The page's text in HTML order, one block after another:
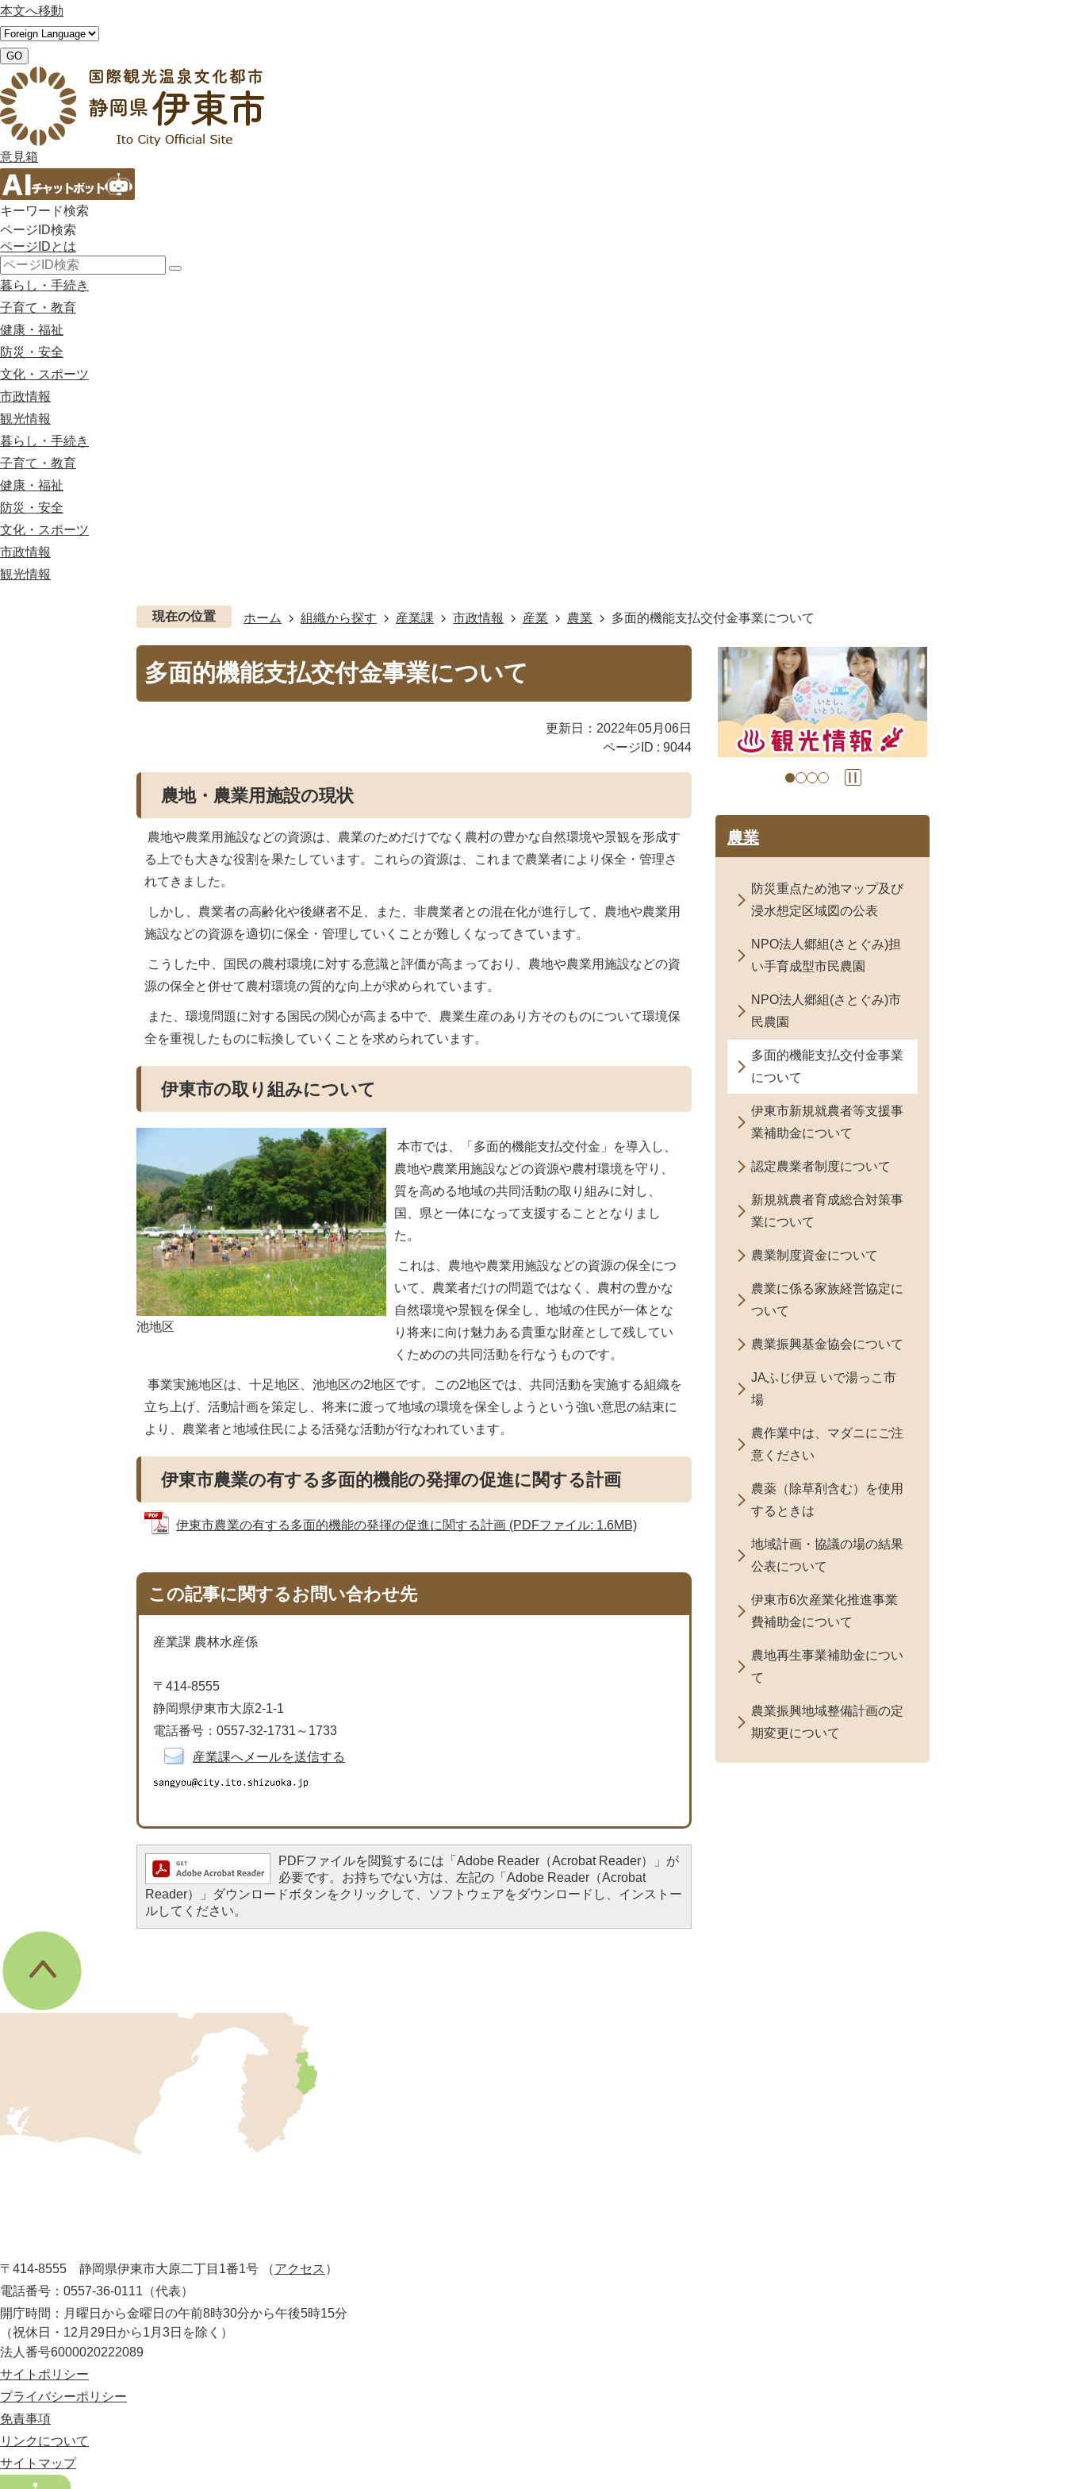
本文へ移動
GO
意見箱
キーワード検索
ページID検索
ページIDとは
暮らし・手続き
子育て・教育
健康・福祉
防災・安全
文化・スポーツ
市政情報
観光情報
暮らし・手続き
子育て・教育
健康・福祉
防災・安全
文化・スポーツ
市政情報
観光情報
現在の位置 ホーム 組織から探す 産業課 市政情報 産業 農業 多面的機能支払交付金事業について
多面的機能支払交付金事業について
更新日：2022年05月06日
ページID : 9044
農地・農業用施設の現状
農地や農業用施設などの資源は、農業のためだけでなく農村の豊かな自然環境や景観を形成す
る上でも大きな役割を果たしています。これらの資源は、これまで農業者により保全・管理さ
れてきました。
しかし、農業者の高齢化や後継者不足、また、非農業者との混在化が進行して、農地や農業用
施設などの資源を適切に保全・管理していくことが難しくなってきています。
こうした中、国民の農村環境に対する意識と評価が高まっており、農地や農業用施設などの資
源の保全と併せて農村環境の質的な向上が求められています。
また、環境問題に対する国民の関心が高まる中で、農業生産のあり方そのものについて環境保
全を重視したものに転換していくことを求められています。
伊東市の取り組みについて
池地区
本市では、「多面的機能支払交付金」を導入し、
農地や農業用施設などの資源や農村環境を守り、
質を高める地域の共同活動の取り組みに対し、
国、県と一体になって支援することとなりまし
た。
これは、農地や農業用施設などの資源の保全につ
いて、農業者だけの問題ではなく、農村の豊かな
自然環境や景観を保全し、地域の住民が一体とな
り将来に向け魅力ある貴重な財産として残してい
くためのの共同活動を行なうものです。
事業実施地区は、十足地区、池地区の2地区です。この2地区では、共同活動を実施する組織を
立ち上げ、活動計画を策定し、将来に渡って地域の環境を保全しようという強い意思の結束に
より、農業者と地域住民による活発な活動が行なわれています。
伊東市農業の有する多面的機能の発揮の促進に関する計画
伊東市農業の有する多面的機能の発揮の促進に関する計画 (PDFファイル: 1.6MB)
この記事に関するお問い合わせ先
産業課 農林水産係
〒414-8555
静岡県伊東市大原2-1-1
電話番号：0557-32-1731～1733
産業課へメールを送信する
PDFファイルを閲覧するには「Adobe Reader（Acrobat Reader）」が
必要です。お持ちでない方は、左記の「Adobe Reader（Acrobat
Reader）」ダウンロードボタンをクリックして、ソフトウェアをダウンロードし、インストー
ルしてください。
枚
目
の
ド
枚
目
の
ド
農業
防災重点ため池マップ及び
浸水想定区域図の公表
NPO法人郷組(さとぐみ)担
い手育成型市民農園
NPO法人郷組(さとぐみ)市
民農園
多面的機能支払交付金事業
について
伊東市新規就農者等支援事
業補助金について
認定農業者制度について
新規就農者育成総合対策事
業について
農業制度資金について
農業に係る家族経営協定に
ついて
農業振興基金協会について
JAふじ伊豆 いで湯っこ市
場
農作業中は、マダニにご注
意ください
農薬（除草剤含む）を使用
するときは
地域計画・協議の場の結果
公表について
伊東市6次産業化推進事業
費補助金について
農地再生事業補助金につい
て
農業振興地域整備計画の定
期変更について
置
を
記
県
の
最
東
部
に
位
置
す
る
市
所
〒414-8555 静岡県伊東市大原二丁目1番1号 （アクセス ）
電話番号：0557-36-0111（代表）
開庁時間：月曜日から金曜日の午前8時30分から午後5時15分
（祝休日・12月29日から1月3日を除く）
法人番号6000020222089
サイトポリシー
プライバシーポリシー
免責事項
リンクについて
サイトマップ